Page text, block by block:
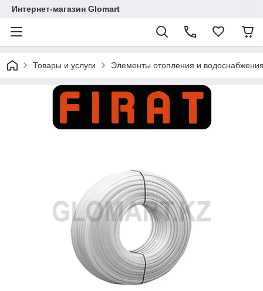
Интернет-магазин Glomart
Товары и услуги Элементы отопления и